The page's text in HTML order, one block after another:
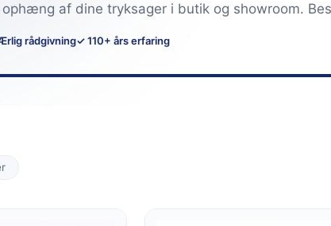
af dine tryksager i butik og showroom.
rådgivning✓ 110+ års erfaring